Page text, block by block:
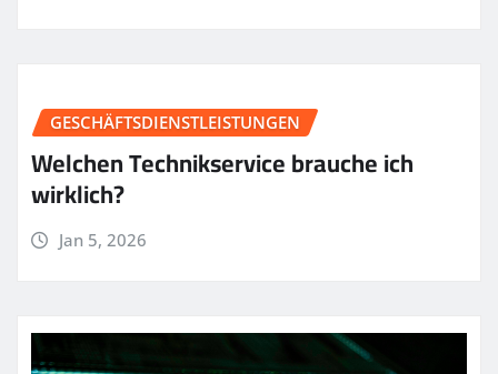
GESCHÄFTSDIENSTLEISTUNGEN
Welchen Technikservice brauche ich
wirklich?
Jan 5, 2026